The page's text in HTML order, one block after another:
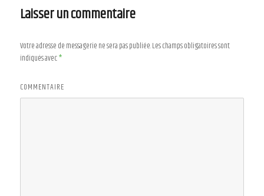
Laisser un commentaire
Votre adresse de messagerie ne sera pas publiée.Les champs obligatoires sont
indiqués avec*
COMMENTAIRE